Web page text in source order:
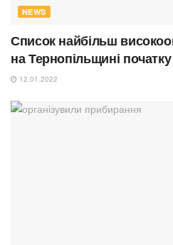
NEWS
Список найбільш
на Тернопільщині
12.01.2022